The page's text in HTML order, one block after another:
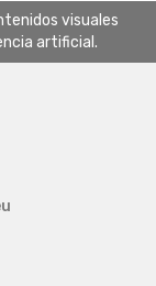
visuales
artificial.